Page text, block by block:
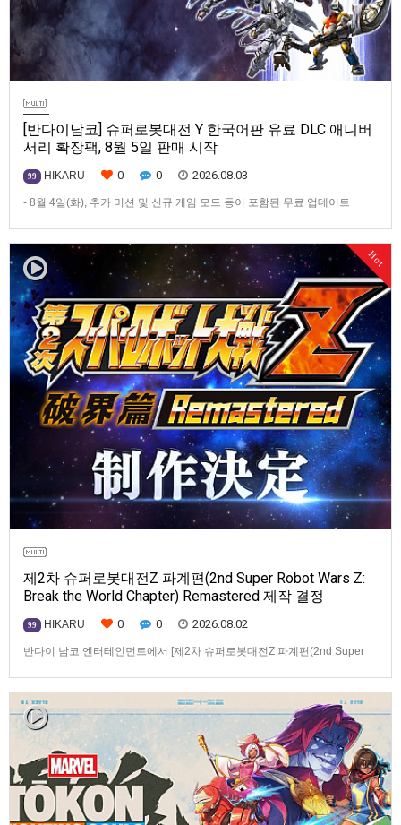
[반다이남코] 슈퍼로봇대전 Y 한국어판 유료 DLC 애니버
서리 확장팩, 8월 5일 판매 시작
99 HIKARU 0 0 2026.08.03
- 8월 4일(화), 추가 미션 및 신규 게임 모드 등이 포함된 무료 업데이트
Switch™, Steam®용 ‘슈퍼로봇대전 Y’(한국어판)의 유료 DLC ‘애니버서리
확장팩’을 2026년 …
Hot
제2차 슈퍼로봇대전Z 파계편(2nd Super Robot Wars Z:
Break the World Chapter) Remastered 제작 결정
99 HIKARU 0 0 2026.08.02
반다이 남코 엔터테인먼트에서 [제2차 슈퍼로봇대전Z 파계편(2nd Super
판[제2차 슈퍼로봇대전Z 파계편]은 2011년 PSP로 발매되었으며, 2012년
에 발매되었던 [제2…